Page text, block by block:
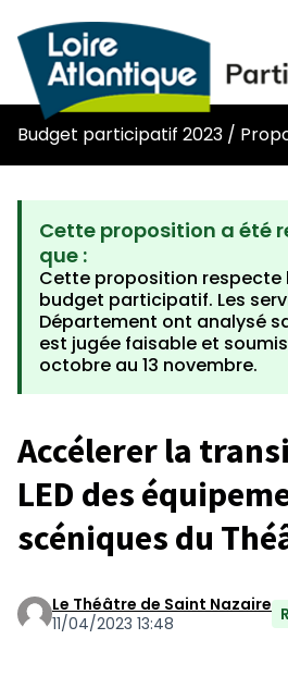
Budget participatif 2023 /
Cette proposition a été
que :
Cette proposition respecte
budget participatif. Les
Département ont analysé
est jugée faisable et
octobre au 13 novembre.
Accélerer la
LED des
scéniques du
Le Théâtre de Saint Nazaire
11/04/2023 13:48